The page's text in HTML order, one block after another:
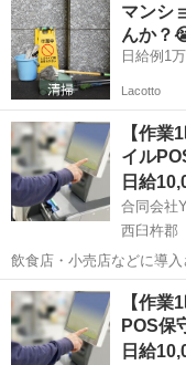
マンシ
んか？
Lacotto
【作業
イル
日給
合同会社
西臼杵郡
飲食店・小売店などに導
ニュアル完備で未経験で
とう」が直接もらえるお仕事です！ ✅ お仕事内容
れたモバイル...
宮崎 西臼杵郡 そ
【作業
POS保
日給